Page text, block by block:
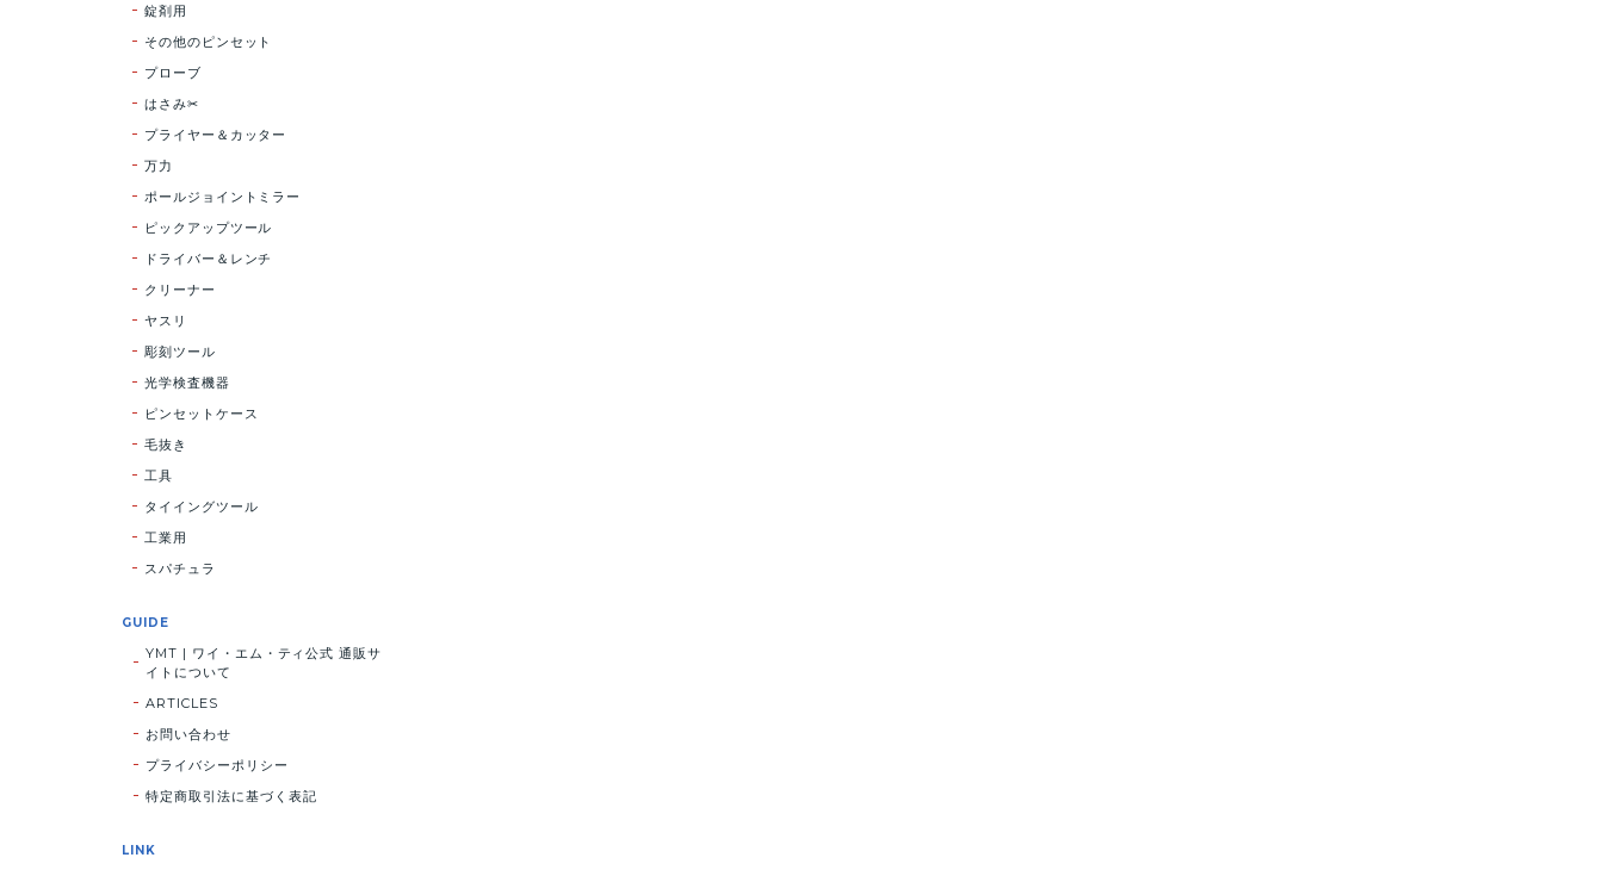
錠剤用
その他のピンセット
プローブ
はさみ✂
プライヤー＆カッター
万力
ポールジョイントミラー
ピックアップツール
ドライバー＆レンチ
クリーナー
ヤスリ
彫刻ツール
光学検査機器
ピンセットケース
毛抜き
工具
タイイングツール
工業用
スパチュラ
GUIDE
YMT | ワイ・エム・ティ公式 通販サ
イトについて
ARTICLES
お問い合わせ
プライバシーポリシー
特定商取引法に基づく表記
LINK